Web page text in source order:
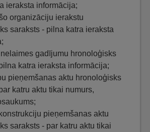
ieraksta informācija;
organizāciju ierakstu
saraksts - pilna katra ieraksta
gadījumu hronoloģisks
katra ieraksta informācija;
pieņemšanas aktu hronoloģisks
katru aktu tikai numurs,
pieņemšanas aktu
saraksts - par katru aktu tikai